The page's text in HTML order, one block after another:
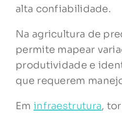
alta confiabilidade.
Na agricultura de
permite mapear
produtividade e
que requerem
Em infraestrutura,